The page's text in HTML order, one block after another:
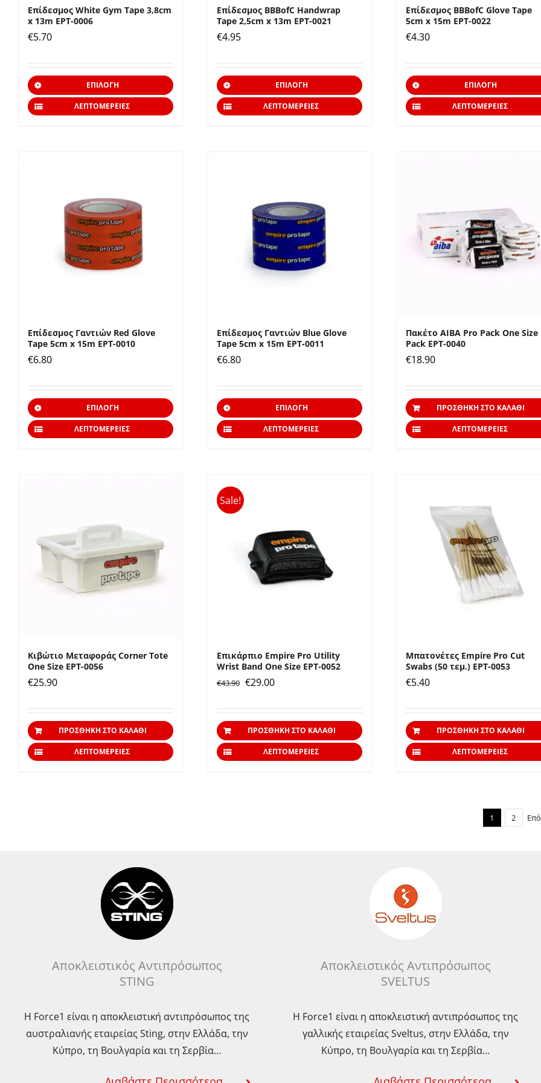
Επίδεσμος White Gym Tape 3,8cm
x 13m EPT-0006
€5.70
ΕΠΙΛΟΓΉ
Αυτό
το
ΛΕΠΤΟΜΈΡΕΙΕΣ
Επίδεσμος BBBofC Handwrap
Tape 2,5cm x 13m EPT-0021
€4.95
ΕΠΙΛΟΓΉ
Αυτό
το
ΛΕΠΤΟΜΈΡΕΙΕΣ
Επίδεσμος BBBofC Glove Tape
5cm x 15m EPT-0022
€4.30
ΕΠΙΛΟΓΉ
ΛΕΠΤΟΜΈΡΕΙΕΣ
Επίδεσμος Γαντιών Red Glove
Tape 5cm x 15m EPT-0010
€6.80
ΕΠΙΛΟΓΉ
Αυτό
το
παραλλαγές.
ΛΕΠΤΟΜΈΡΕΙΕΣ
Επίδεσμος Γαντιών Blue Glove
Tape 5cm x 15m EPT-0011
€6.80
ΕΠΙΛΟΓΉ
Αυτό
το
ΛΕΠΤΟΜΈΡΕΙΕΣ
Πακέτο AIBA Pro Pack One Size
Pack EPT-0040
€18.90
ΠΡΟΣΘΉΚΗ ΣΤΟ ΚΑΛΆΘΙ
ΛΕΠΤΟΜΈΡΕΙΕΣ
Κιβώτιο Μεταφοράς Corner Tote
One Size EPT-0056
€25.90
ΠΡΟΣΘΉΚΗ ΣΤΟ ΚΑΛΆΘΙ
ΛΕΠΤΟΜΈΡΕΙΕΣ
Sale!
Επικάρπιο Empire Pro Utility
Wrist Band One Size EPT-0052
€43.90 Original
was:
€43.90.
€29.00Η
τιμή
είναι:
€29.00.
ΠΡΟΣΘΉΚΗ ΣΤΟ ΚΑΛΆΘΙ
ΛΕΠΤΟΜΈΡΕΙΕΣ
Μπατονέτες Empire Pro Cut
Swabs (50 τεμ.) EPT-0053
€5.40
ΠΡΟΣΘΉΚΗ ΣΤΟ ΚΑΛΆΘΙ
ΛΕΠΤΟΜΈΡΕΙΕΣ
1 2
Αποκλειστικός Αντιπρόσωπος
STING
Η Force1 είναι η αποκλειστική αντιπρόσωπος της
αυστραλιανής εταιρείας Sting, στην Ελλάδα, την
Κύπρο, τη Βουλγαρία και τη Σερβία…
Αποκλειστικός Αντιπρόσωπος
SVELTUS
Η Force1 είναι η αποκλειστική αντιπρόσωπος της
γαλλικής εταιρείας Sveltus, στην Ελλάδα, την
Κύπρο, τη Βουλγαρία και τη Σερβία…